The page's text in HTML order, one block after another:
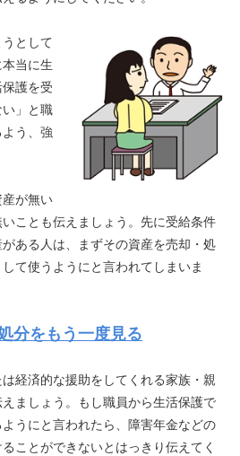
として
当に生
護を受
」と職
う、強
産が無い
ことも伝えましょう。先に受給条件
ある人は、まずその資産を売却・処
て使うようにと言われてしまいま
分をもう一度見る
経済的な援助をしてくれる家族・親
ましょう。もし職員から生活保護で
うにと言われたら、障害年金などの
ことができないとはっきり伝えてく